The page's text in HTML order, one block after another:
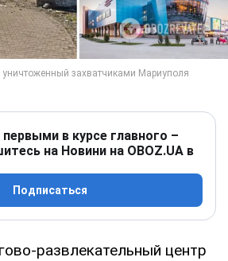
первыми в курсе главного –
на Новини на OBOZ.UA в
Подписаться
развлекательный центр